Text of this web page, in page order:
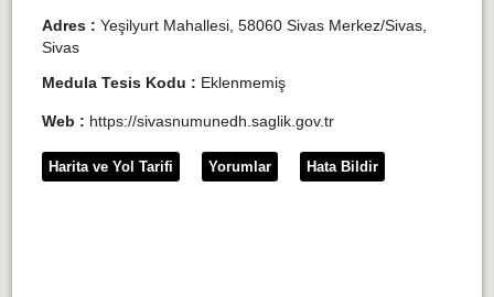
Adres : Yeşilyurt Mahallesi, 58060 Sivas Merkez/Sivas,
Sivas
Medula Tesis Kodu : Eklenmemiş
Web : https://sivasnumunedh.saglik.gov.tr
Harita ve Yol Tarifi Yorumlar Hata Bildir